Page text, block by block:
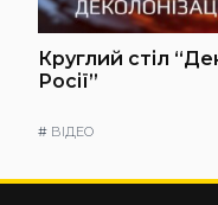
Круглий стіл
Росії”
# ВІДЕО